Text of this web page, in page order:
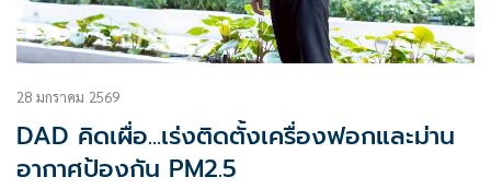
28 มกราคม 2569
DAD คิดเผื่อ...เร่งติดตั้งเครื่องฟอกและม่าน
อากาศป้องกัน PM2.5